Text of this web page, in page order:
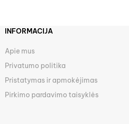
INFORMACIJA
Apie mus
Privatumo politika
Pristatymas ir apmokėjimas
Pirkimo pardavimo taisyklės